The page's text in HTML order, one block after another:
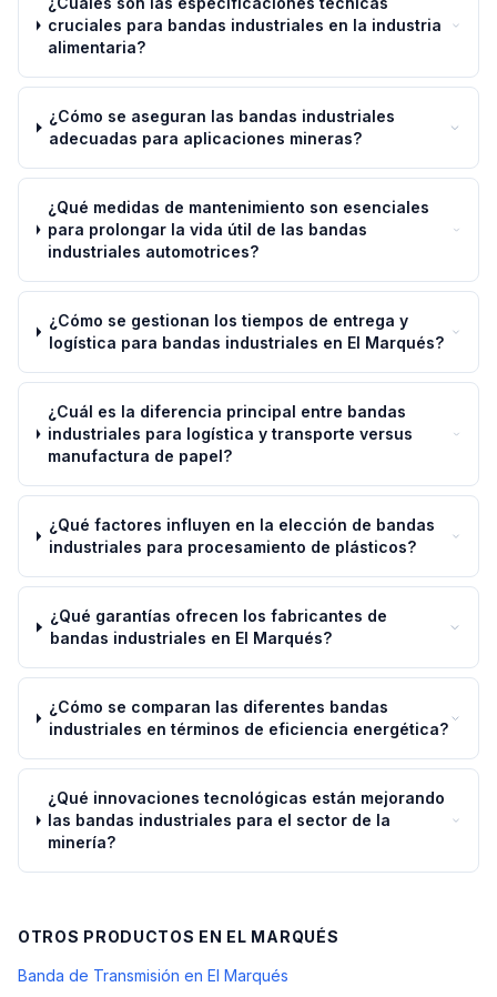
cruciales para bandas industriales en la industria
alimentaria?
¿Cómo se aseguran las bandas industriales
adecuadas para aplicaciones mineras?
¿Qué medidas de mantenimiento son esenciales
para prolongar la vida útil de las bandas
industriales automotrices?
¿Cómo se gestionan los tiempos de entrega y
logística para bandas industriales en El Marqués?
¿Cuál es la diferencia principal entre bandas
industriales para logística y transporte versus
manufactura de papel?
¿Qué factores influyen en la elección de bandas
industriales para procesamiento de plásticos?
¿Qué garantías ofrecen los fabricantes de
bandas industriales en El Marqués?
¿Cómo se comparan las diferentes bandas
industriales en términos de eficiencia energética?
¿Qué innovaciones tecnológicas están mejorando
las bandas industriales para el sector de la
minería?
OTROS PRODUCTOS EN EL MARQUÉS
Banda de Transmisión en El Marqués